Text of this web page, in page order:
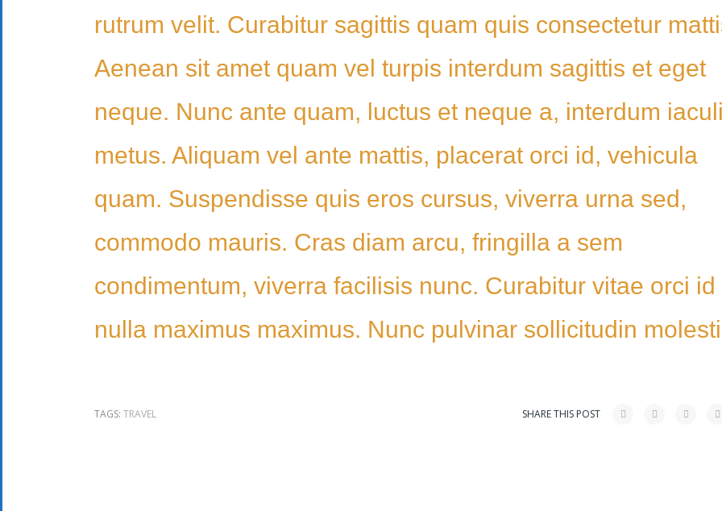
rutrum velit. Curabitur sagittis quam quis consectetur
Aenean sit amet quam vel turpis interdum sagittis et eget
neque. Nunc ante quam, luctus et neque a, interdum
metus. Aliquam vel ante mattis, placerat orci id, vehicula
quam. Suspendisse quis eros cursus, viverra urna sed,
commodo mauris. Cras diam arcu, fringilla a sem
condimentum, viverra facilisis nunc. Curabitur vitae orci id
nulla maximus maximus. Nunc pulvinar sollicitudin
TAGS: TRAVEL SHARE THIS POST